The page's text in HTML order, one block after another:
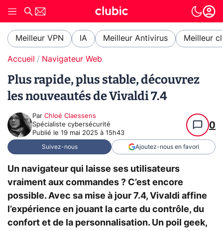
Meilleur VPN IA Meilleur Antivirus Meilleur
Accueil Navigateur Web
Plus rapide, plus stable, découvrez
les nouveautés de Vivaldi 7.4
Par Chloé Claessens
Spécialiste cybersécurité
Publié le 19 mai 2025 à 15h43
0
Suivez-nous Ajoutez-nous en favori
Un navigateur qui laisse ses utilisateurs
vraiment aux commandes ? C’est encore
possible. Avec sa mise à jour 7.4, Vivaldi affine
l’expérience en jouant la carte du contrôle, du
confort et de la personnalisation. Un poil geek,